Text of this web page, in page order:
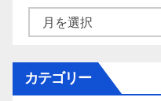
ー
イ
ブ
カテゴリー